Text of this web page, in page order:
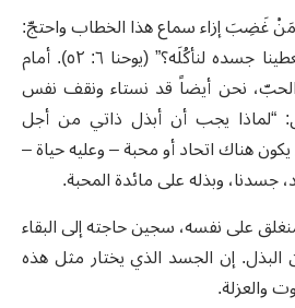
غَضِبَ إزاء سماع هذا الخطاب واحتجّ:
” كيفَ يَستَطيعُ هذا أن يُعطينا جسده لنأكُلَه؟” (يوحنا ٦: ٥٢). أمام
نحن أيضاً قد نستاء ونقف نفس
“لماذا يجب أن أبذل ذاتي من أجل
هناك اتحاد أو محبة – وعليه حياة –
وبذله على مائدة المحبة.
على نفسه، سجين حاجته إلى البقاء
إن الجسد الذي يختار مثل هذه
والعزلة.